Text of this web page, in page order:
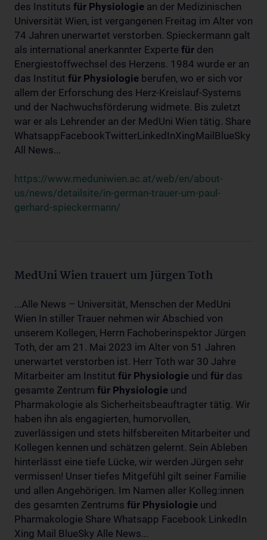
des Instituts für Physiologie an der Medizinischen
Universität Wien, ist vergangenen Freitag im Alter von
74 Jahren unerwartet verstorben. Spieckermann galt
als international anerkannter Experte für den
Energiestoffwechsel des Herzens. 1984 wurde er an
das Institut für Physiologie berufen, wo er sich vor
allem der Erforschung des Herz-Kreislauf-Systems
und der Nachwuchsförderung widmete. Bis zuletzt
war er als Lehrender an der MedUni Wien tätig. Share
WhatsappFacebookTwitterLinkedInXingMailBlueSky
All News...
https://www.meduniwien.ac.at/web/en/about-
us/news/detailsite/in-german-trauer-um-paul-
gerhard-spieckermann/
MedUni Wien trauert um Jürgen Toth
...Alle News – Universität, Menschen der MedUni
Wien In stiller Trauer nehmen wir Abschied von
unserem Kollegen, Herrn Fachoberinspektor Jürgen
Toth, der am 21. Mai 2023 im Alter von 51 Jahren
unerwartet verstorben ist. Herr Toth war 30 Jahre
Mitarbeiter am Institut für Physiologie und für das
gesamte Zentrum für Physiologie und
Pharmakologie als Sicherheitsbeauftragter tätig. Wir
haben ihn als engagierten, humorvollen,
zuverlässigen und stets hilfsbereiten Mitarbeiter und
Kollegen kennen und schätzen gelernt. Sein Ableben
hinterlässt eine tiefe Lücke, wir werden Jürgen sehr
vermissen! Unser tiefes Mitgefühl gilt seiner Familie
und allen Angehörigen. Im Namen aller Kolleg:innen
des gesamten Zentrums für Physiologie und
Pharmakologie Share Whatsapp Facebook LinkedIn
Xing Mail BlueSky Alle News...